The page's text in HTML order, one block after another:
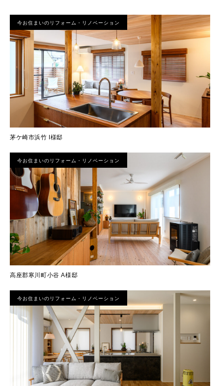
今お住まいのリフォーム・リノベーション
茅ケ崎市浜竹 I様邸
今お住まいのリフォーム・リノベーション
高座郡寒川町小谷 A様邸
今お住まいのリフォーム・リノベーション